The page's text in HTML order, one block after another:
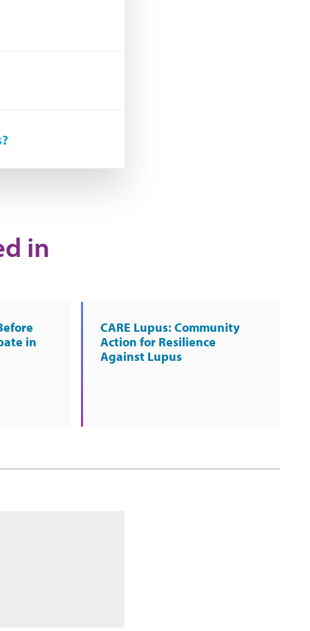
in
in
CARE Lupus: Community
Action for Resilience
Against Lupus